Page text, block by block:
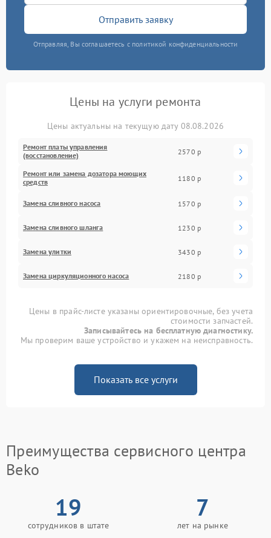
Отправить заявку
Отправляя, Вы соглашаетесь с политикой конфиденциальности
Цены на услуги ремонта
Цены актуальны на текущую дату 08.08.2026
Ремонт платы управления
(восстановление)
2570 р
Ремонт или замена дозатора моющих
средств
1180 р
Замена сливного насоса 1570 р
Замена сливного шланга 1230 р
Замена улитки 3430 р
Замена циркуляционного насоса 2180 р
Цены в прайс-листе указаны ориентировочные, без учета
стоимости запчастей.
Записывайтесь на бесплатную диагностику.
Мы проверим ваше устройство и укажем на неисправность.
Показать все услуги
Преимущества сервисного центра
Beko
19
сотрудников в штате
7
лет на рынке